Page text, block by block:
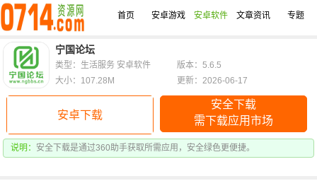
首页 安卓游戏 安卓软件 文章资讯 专题
宁国论坛
安卓下载
安全下载
需下载应用市场
说明： 安全下载是通过360助手获取所需应用，安全绿色更便捷。
类型：生活服务 安卓软件
版本：5.6.5
大小：107.28M
更新：2026-06-17